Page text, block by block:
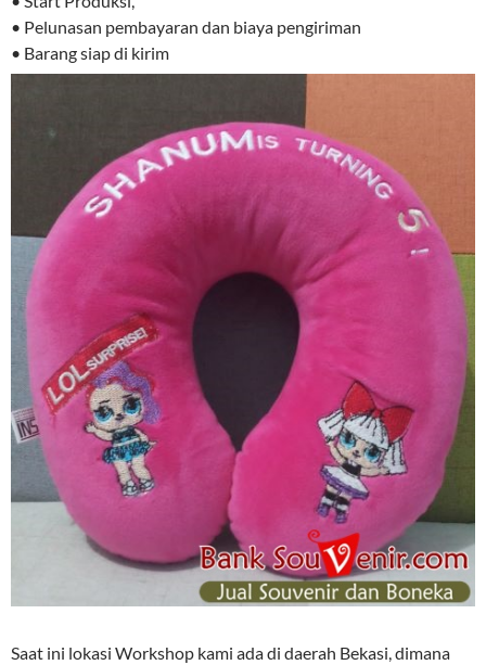
• Pelunasan pembayaran dan biaya pengiriman
• Barang siap di kirim
Saat ini lokasi Workshop kami ada di daerah Bekasi, dimana